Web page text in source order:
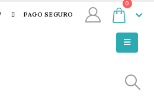
PAGO SEGURO
0